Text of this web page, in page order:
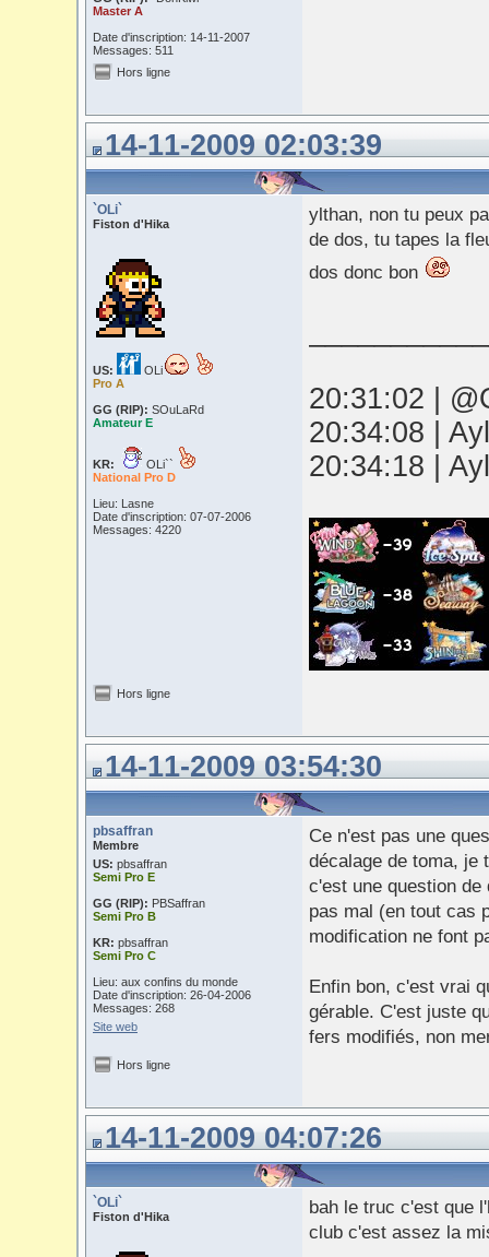
Master A
Date d'inscription: 14-11-2007
Messages: 511
Hors ligne
14-11-2009 02:03:39
`OLi`
Fiston d'Hika
US:
OLi
Pro A
GG (RIP): SOuLaRd
Amateur E
KR:
OLi``
National Pro D
Lieu: Lasne
Date d'inscription: 07-07-2006
Messages: 4220
ylthan, non tu peux
de dos, tu tapes la
dos donc bon
20:31:02 |
20:34:08 |
20:34:18 |
Hors ligne
14-11-2009 03:54:30
pbsaffran
Membre
US: pbsaffran
Semi Pro E
GG (RIP): PBSaffran
Semi Pro B
KR: pbsaffran
Semi Pro C
Lieu: aux confins du monde
Date d'inscription: 26-04-2006
Messages: 268
Site web
Ce n'est pas une
décalage de toma, je
c'est une question
pas mal (en tout cas
modification ne font
Enfin bon, c'est vrai
gérable. C'est juste
fers modifiés, non
Hors ligne
14-11-2009 04:07:26
`OLi`
Fiston d'Hika
bah le truc c'est que
club c'est assez la